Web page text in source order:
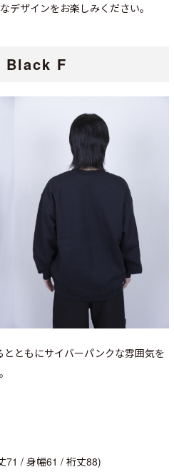
デザインをお楽しみください。
Black F
ともにサイバーパンクな雰囲気を
71 / 身幅61 / 裄丈88)